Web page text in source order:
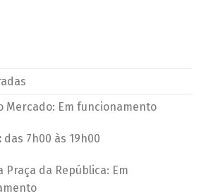
Mercado: Em funcionamento
das 7h00 às 19h00
Praça da República: Em